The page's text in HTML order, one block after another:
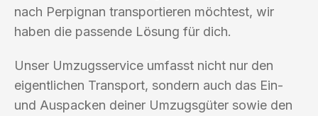
nach Perpignan transportieren möchtest, wir
haben die passende Lösung für dich.
Unser Umzugsservice umfasst nicht nur den
eigentlichen Transport, sondern auch das Ein-
und Auspacken deiner Umzugsgüter sowie den